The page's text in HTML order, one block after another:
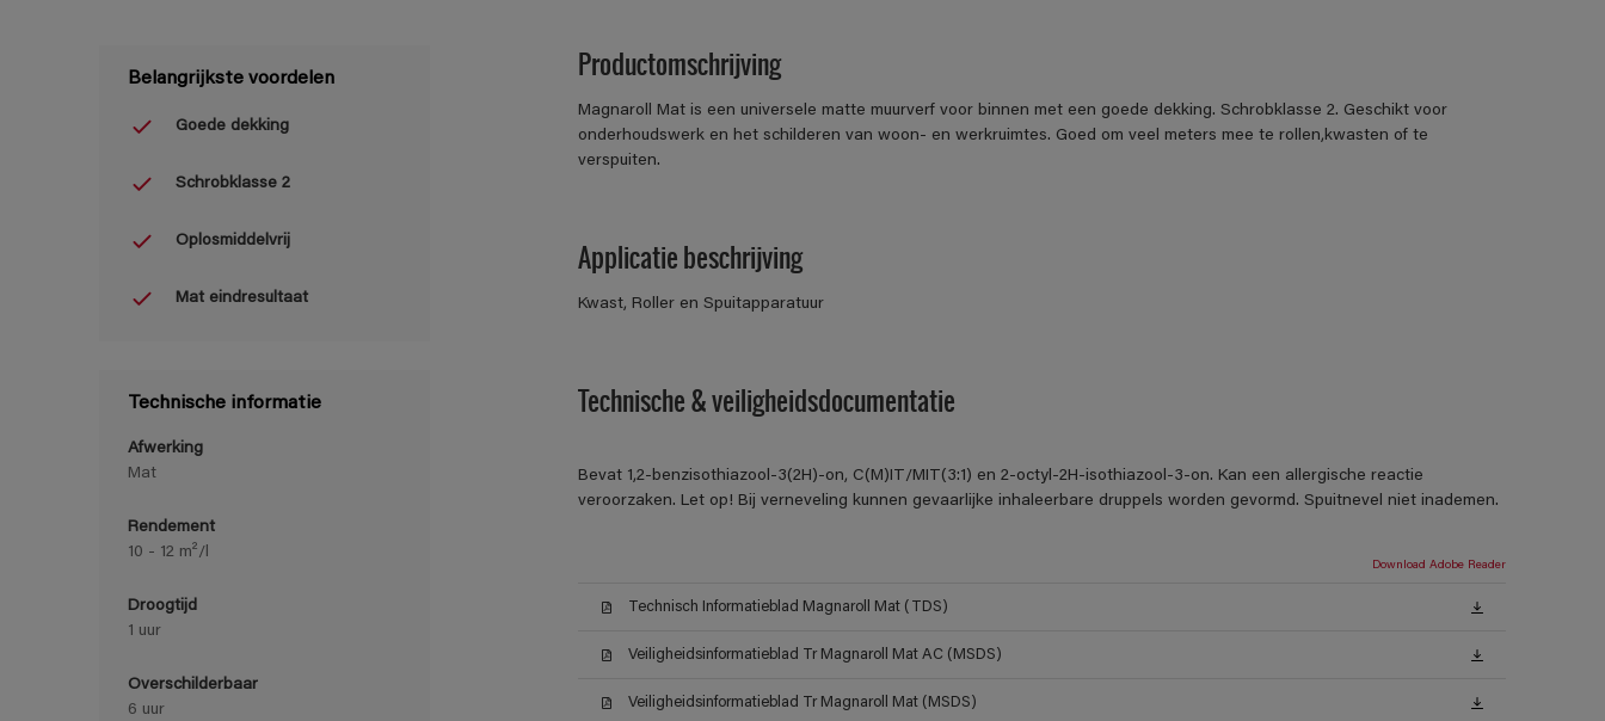
Belangrijkste voordelen
Goede dekking
Schrobklasse 2
Oplosmiddelvrij
Mat eindresultaat
Technische informatie
Afwerking
Mat
Rendement
10 - 12 m²/l
Droogtijd
1 uur
Overschilderbaar
6 uur
Productomschrijving
Magnaroll Mat is een universele matte muurverf voor binnen met een goede dekking. Schrobklasse 2. Geschikt voor
onderhoudswerk en het schilderen van woon- en werkruimtes. Goed om veel meters mee te rollen,kwasten of te
verspuiten.
Applicatie beschrijving
Kwast, Roller en Spuitapparatuur
Technische & veiligheidsdocumentatie
Bevat 1,2-benzisothiazool-3(2H)-on, C(M)IT/MIT(3:1) en 2-octyl-2H-isothiazool-3-on. Kan een allergische reactie
veroorzaken. Let op! Bij verneveling kunnen gevaarlijke inhaleerbare druppels worden gevormd. Spuitnevel niet inademen.
Download Adobe Reader
Technisch Informatieblad Magnaroll Mat (TDS)
Veiligheidsinformatieblad Tr Magnaroll Mat AC (MSDS)
Veiligheidsinformatieblad Tr Magnaroll Mat (MSDS)